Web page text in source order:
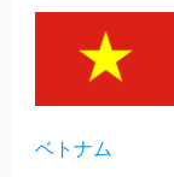
ベトナム